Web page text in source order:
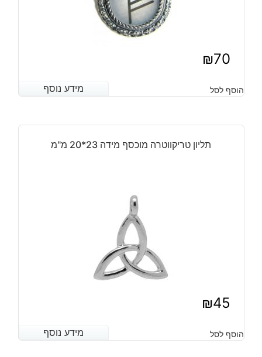
₪70
מידע נוסף הוסף לסל מידע נוסף
תליון טריקווטרה מוכסף מידה 23*20 מ"מ
₪45
מידע נוסף הוסף לסל מידע נוסף